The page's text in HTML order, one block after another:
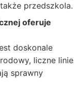
przedszkola.
oferuje
doskonale
liczne linie
sprawny